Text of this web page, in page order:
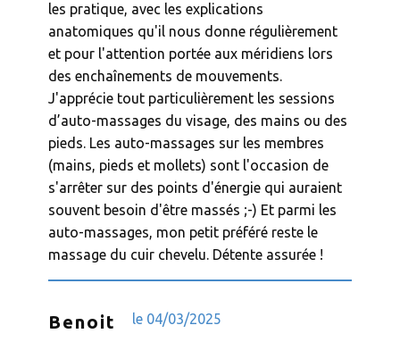
les pratique, avec les explications
anatomiques qu'il nous donne régulièrement
et pour l'attention portée aux méridiens lors
des enchaînements de mouvements.
J'apprécie tout particulièrement les sessions
d’auto-massages du visage, des mains ou des
pieds. Les auto-massages sur les membres
(mains, pieds et mollets) sont l'occasion de
s'arrêter sur des points d'énergie qui auraient
souvent besoin d'être massés ;-) Et parmi les
auto-massages, mon petit préféré reste le
massage du cuir chevelu. Détente assurée !
Benoit
le ​​04/03/2025